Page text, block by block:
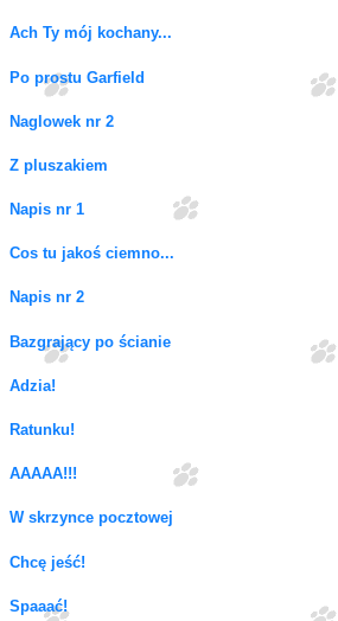
Ach Ty mój kochany...
Po prostu Garfield
Naglowek nr 2
Z pluszakiem
Napis nr 1
Cos tu jakoś ciemno...
Napis nr 2
Bazgrający po ścianie
Adzia!
Ratunku!
AAAAA!!!
W skrzynce pocztowej
Chcę jeść!
Spaaać!